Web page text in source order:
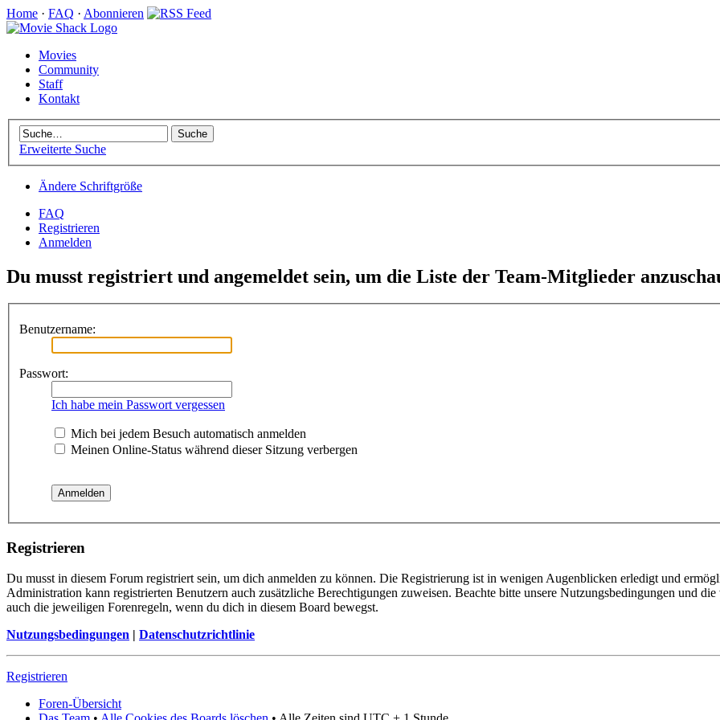
Home · FAQ · Abonnieren
Movies
Community
Staff
Kontakt
Erweiterte Suche
Ändere Schriftgröße
FAQ
Registrieren
Anmelden
Du musst registriert und angemeldet sein, um die Liste der Team-Mitglieder
Benutzername:
Passwort:
Ich habe mein Passwort vergessen
Mich bei jedem Besuch automatisch anmelden
Meinen Online-Status während dieser Sitzung verbergen
Registrieren
Du musst in diesem Forum registriert sein, um dich anmelden zu können. Die Registrierung ist in wenigen Augenblicken erledigt und
Administration kann registrierten Benutzern auch zusätzliche Berechtigungen zuweisen. Beachte bitte unsere Nutzungsbedingungen und
auch die jeweiligen Forenregeln, wenn du dich in diesem Board bewegst.
Nutzungsbedingungen | Datenschutzrichtlinie
Registrieren
Foren-Übersicht